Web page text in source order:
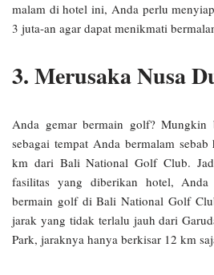
malam di hotel ini, Anda perlu
3 juta-an agar dapat menikmati
3. Merusaka Nusa
Anda gemar bermain golf? Mungkin
sebagai tempat Anda bermalam
km dari Bali National Golf Club.
fasilitas yang diberikan hotel, Anda
bermain golf di Bali National Golf
jarak yang tidak terlalu jauh dari
Park, jaraknya hanya berkisar 12 km